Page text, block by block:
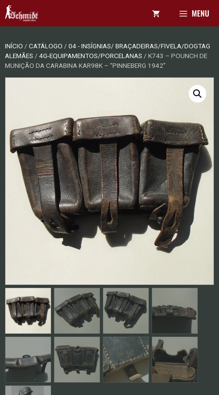
Pular
para
o
conteúdo
MENU
INÍCIO / CATÁLOGO / 04 - INSÍGNIAS/ BRAÇADEIRAS/FIVELA/DOGTAG
ALEMÃES / 4G-EQUIPAMENTOS/PORCELANAS / K743 – POUNCH DE
MUNIÇÃO DA CARABINA KAR98K – “PINNEBERG 1942”